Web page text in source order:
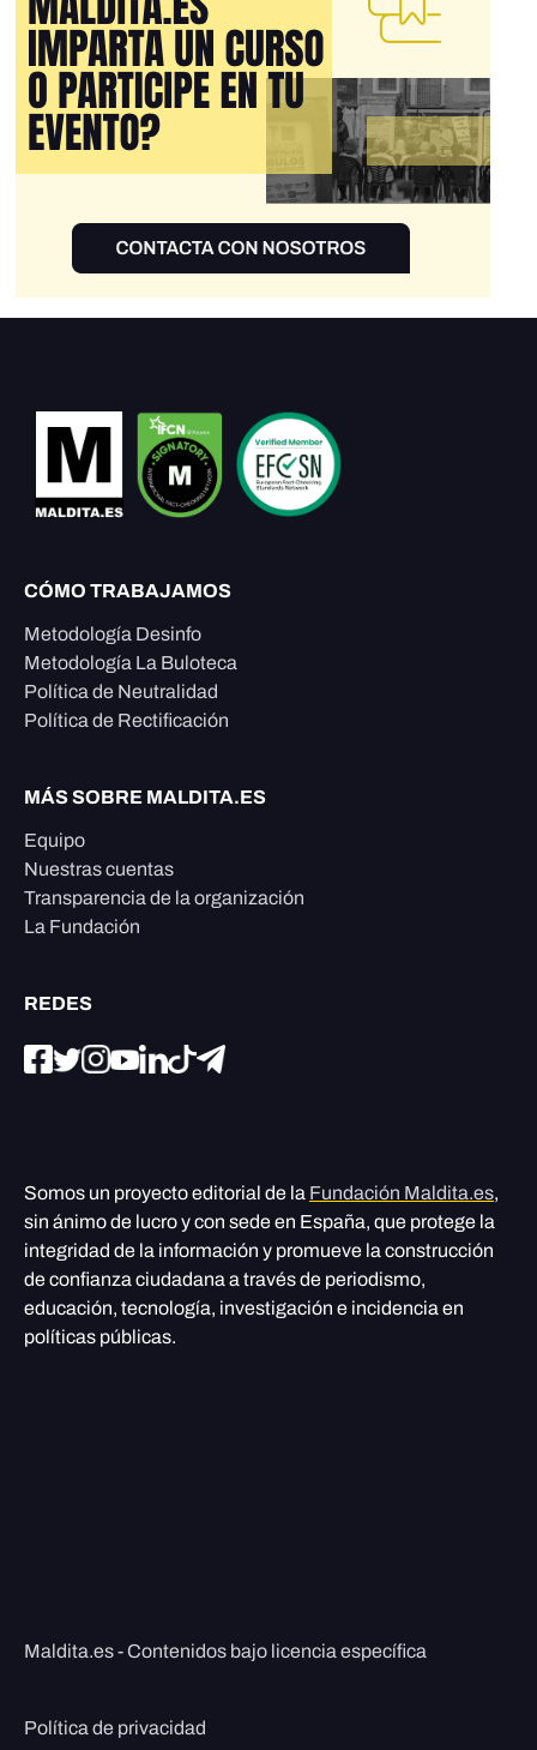
CÓMO TRABAJAMOS
Metodología Desinfo
Metodología La Buloteca
Política de Neutralidad
Política de Rectificación
MÁS SOBRE MALDITA.ES
Equipo
Nuestras cuentas
Transparencia de la organización
La Fundación
REDES
Somos un proyecto editorial de la Fundación Maldita.es,
sin ánimo de lucro y con sede en España, que protege la
integridad de la información y promueve la construcción
de confianza ciudadana a través de periodismo,
educación, tecnología, investigación e incidencia en
políticas públicas.
Maldita.es - Contenidos bajo licencia específica
Política de privacidad